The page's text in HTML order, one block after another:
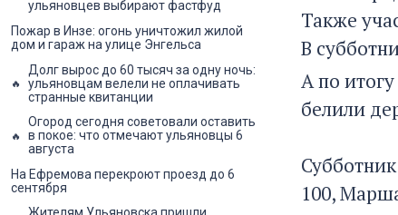
Также
В
А по
белили
100,
ульяновцев выбирают фастфуд
Пожар в Инзе: огонь уничтожил жилой
дом и гараж на улице Энгельса
Долг вырос до 60 тысяч за одну ночь:
ульяновцам велели не оплачивать
странные квитанции
Огород сегодня советовали оставить
в покое: что отмечают ульяновцы 6
августа
На Ефремова перекроют проезд до 6
сентября